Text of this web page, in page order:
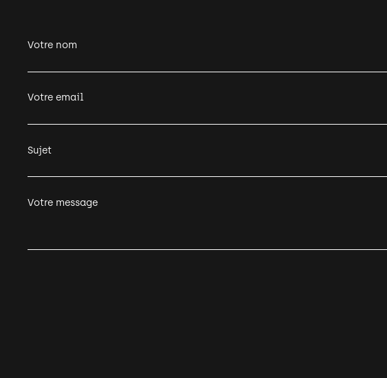
Votre nom
Votre email
Sujet
Votre message